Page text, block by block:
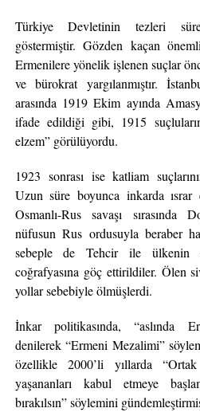
Türkiye Devletinin tezleri
göstermiştir. Gözden kaçan
Ermenilere yönelik işlenen suçlar
ve bürokrat yargılanmıştır.
arasında 1919 Ekim ayında
ifade edildiği gibi, 1915
elzem” görülüyordu.
1923 sonrası ise katliam
Uzun süre boyunca inkarda ısrar
Osmanlı-Rus savaşı sırasında
nüfusun Rus ordusuyla beraber
sebeple de Tehcir ile ülkenin
coğrafyasına göç ettirildiler. Ölen
yollar sebebiyle ölmüşlerdi.
İnkar politikasında, “aslında
denilerek “Ermeni Mezalimi”
özellikle 2000’li yıllarda
yaşananları kabul etmeye
bırakılsın” söylemini